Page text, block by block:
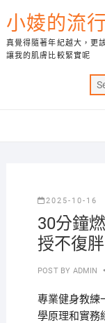
to
content
小婈的流
真覺得隨著年紀越大，更
讓我的肌膚比較緊實呢
2025-10-16
30分鐘
授不復
POST BY ADMIN
專業健身教練
學原理和實務